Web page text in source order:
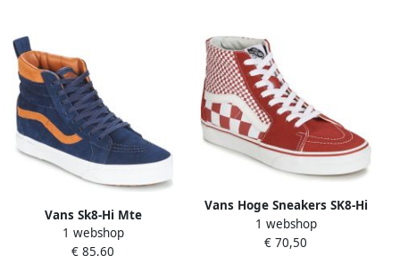
Vans Sk8-Hi Mte
Vn0A33Txucb1
1 webshop
€ 85,60
Vans Hoge Sneakers SK8-Hi
1 webshop
€ 70,50